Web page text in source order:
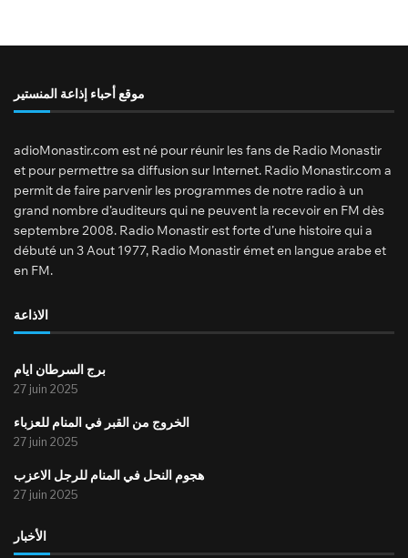
موقع أحباء إذاعة المنستير
adioMonastir.com est né pour réunir les fans de Radio Monastir
et pour permettre sa diffusion sur Internet. Radio Monastir.com a
permit de faire parvenir les programmes de notre radio à un
grand nombre d’auditeurs qui ne peuvent la recevoir en FM dès
septembre 2008. Radio Monastir est forte d’une histoire qui a
débuté un 3 Aout 1977, Radio Monastir émet en langue arabe et
en FM.
الاذاعة
برج السرطان ايام
27 juin 2025
الخروج من القبر في المنام للعزباء
27 juin 2025
هجوم النحل في المنام للرجل الاعزب
27 juin 2025
الأخبار